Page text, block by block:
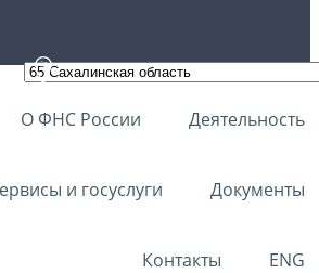
О ФНС России Деятельность
и госуслуги Документы
Контакты ENG